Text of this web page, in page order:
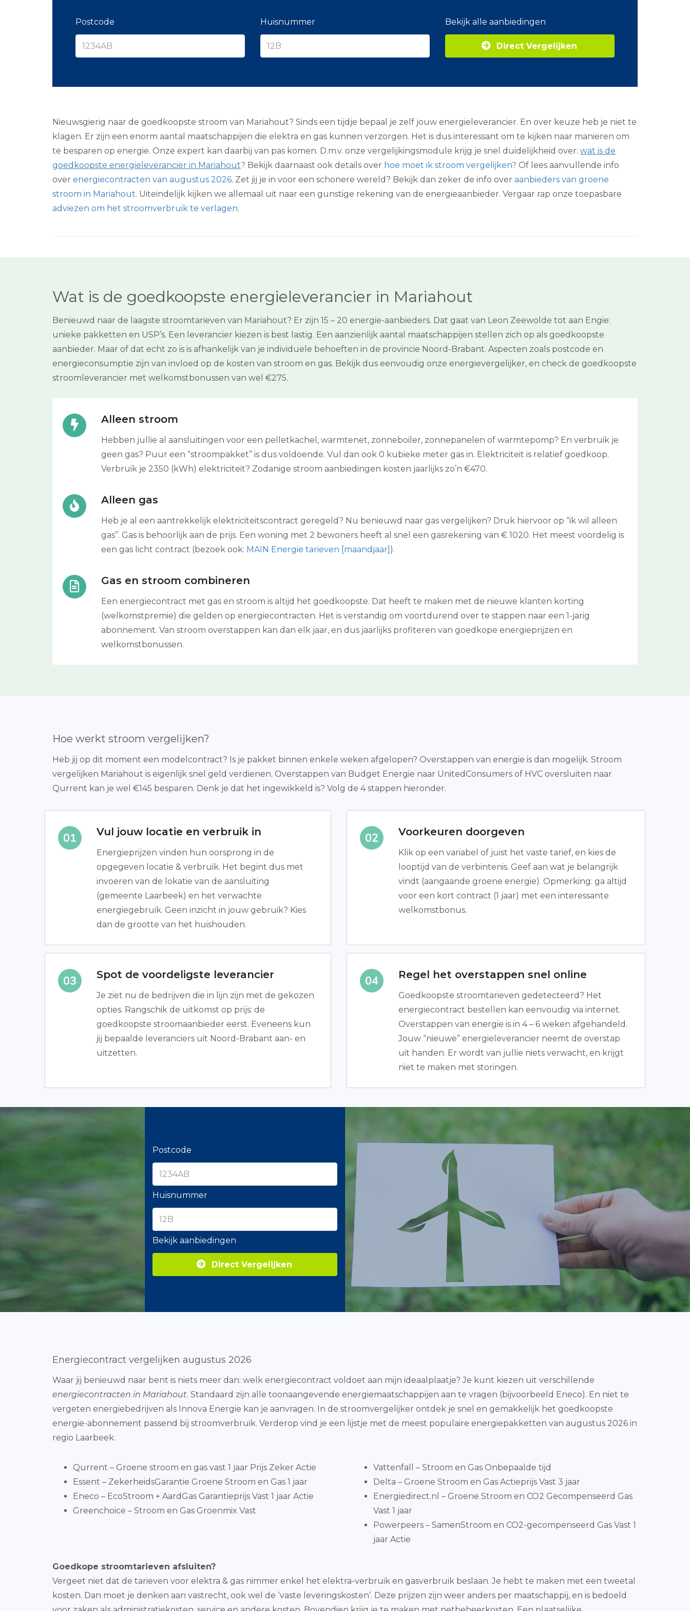
a
e
m
Z
j
n
e
g
i
e
Postcode Huisnummer Bekijk alle aanbiedingen
Direct Vergelijken
Nieuwsgierig naar de goedkoopste stroom van Mariahout? Sinds een tijdje bepaal je zelf jouw energieleverancier. En over keuze heb je niet te
klagen. Er zijn een enorm aantal maatschappijen die elektra en gas kunnen verzorgen. Het is dus interessant om te kijken naar manieren om
te besparen op energie. Onze expert kan daarbij van pas komen. D.m.v. onze vergelijkingsmodule krijg je snel duidelijkheid over: wat is de
goedkoopste energieleverancier in Mariahout? Bekijk daarnaast ook details over hoe moet ik stroom vergelijken? Of lees aanvullende info
over energiecontracten van augustus 2026. Zet jij je in voor een schonere wereld? Bekijk dan zeker de info over aanbieders van groene
stroom in Mariahout. Uiteindelijk kijken we allemaal uit naar een gunstige rekening van de energieaanbieder. Vergaar rap onze toepasbare
adviezen om het stroomverbruik te verlagen.
Wat is de goedkoopste energieleverancier in Mariahout
Benieuwd naar de laagste stroomtarieven van Mariahout? Er zijn 15 – 20 energie-aanbieders. Dat gaat van Leon Zeewolde tot aan Engie:
unieke pakketten en USP’s. Een leverancier kiezen is best lastig. Een aanzienlijk aantal maatschappijen stellen zich op als goedkoopste
aanbieder. Maar of dat echt zo is is afhankelijk van je individuele behoeften in de provincie Noord-Brabant. Aspecten zoals postcode en
energieconsumptie zijn van invloed op de kosten van stroom en gas. Bekijk dus eenvoudig onze energievergelijker, en check de goedkoopste
stroomleverancier met welkomstbonussen van wel €275.
Alleen stroom
Hebben jullie al aansluitingen voor een pelletkachel, warmtenet, zonneboiler, zonnepanelen of warmtepomp? En verbruik je
geen gas? Puur een “stroompakket” is dus voldoende. Vul dan ook 0 kubieke meter gas in. Elektriciteit is relatief goedkoop.
Verbruik je 2350 (kWh) elektriciteit? Zodanige stroom aanbiedingen kosten jaarlijks zo’n €470.
Alleen gas
Heb je al een aantrekkelijk elektriciteitscontract geregeld? Nu benieuwd naar gas vergelijken? Druk hiervoor op “ik wil alleen
gas”. Gas is behoorlijk aan de prijs. Een woning met 2 bewoners heeft al snel een gasrekening van € 1020. Het meest voordelig is
een gas licht contract (bezoek ook: MAIN Energie tarieven [maandjaar] ).
Gas en stroom combineren
Een energiecontract met gas en stroom is altijd het goedkoopste. Dat heeft te maken met de nieuwe klanten korting
(welkomstpremie) die gelden op energiecontracten. Het is verstandig om voortdurend over te stappen naar een 1-jarig
abonnement. Van stroom overstappen kan dan elk jaar, en dus jaarlijks profiteren van goedkope energieprijzen en
welkomstbonussen.
Hoe werkt stroom vergelijken?
Heb jij op dit moment een modelcontract? Is je pakket binnen enkele weken afgelopen? Overstappen van energie is dan mogelijk. Stroom
vergelijken Mariahout is eigenlijk snel geld verdienen. Overstappen van Budget Energie naar UnitedConsumers of HVC oversluiten naar
Qurrent kan je wel €145 besparen. Denk je dat het ingewikkeld is? Volg de 4 stappen hieronder.
Vul jouw locatie en verbruik in
Energieprijzen vinden hun oorsprong in de
opgegeven locatie & verbruik. Het begint dus met
invoeren van de lokatie van de aansluiting
(gemeente Laarbeek) en het verwachte
energiegebruik. Geen inzicht in jouw gebruik? Kies
dan de grootte van het huishouden.
Voorkeuren doorgeven
Klik op een variabel of juist het vaste tarief, en kies de
looptijd van de verbintenis. Geef aan wat je belangrijk
vindt (aangaande groene energie). Opmerking: ga altijd
voor een kort contract (1 jaar) met een interessante
welkomstbonus.
Spot de voordeligste leverancier
Je ziet nu de bedrijven die in lijn zijn met de gekozen
opties. Rangschik de uitkomst op prijs: de
goedkoopste stroomaanbieder eerst. Eveneens kun
jij bepaalde leveranciers uit Noord-Brabant aan- en
uitzetten.
Regel het overstappen snel online
Goedkoopste stroomtarieven gedetecteerd? Het
energiecontract bestellen kan eenvoudig via internet.
Overstappen van energie is in 4 – 6 weken afgehandeld.
Jouw “nieuwe” energieleverancier neemt de overstap
uit handen. Er wordt van jullie niets verwacht, en krijgt
niet te maken met storingen.
Postcode
Huisnummer
Bekijk aanbiedingen
Direct Vergelijken
Energiecontract vergelijken augustus 2026
Waar jij benieuwd naar bent is niets meer dan: welk energiecontract voldoet aan mijn ideaalplaatje? Je kunt kiezen uit verschillende
energiecontracten in Mariahout. Standaard zijn alle toonaangevende energiemaatschappijen aan te vragen (bijvoorbeeld Eneco). En niet te
vergeten energiebedrijven als Innova Energie kan je aanvragen. In de stroomvergelijker ontdek je snel en gemakkelijk het goedkoopste
energie-abonnement passend bij stroomverbruik. Verderop vind je een lijstje met de meest populaire energiepakketten van augustus 2026 in
regio Laarbeek.
Qurrent – Groene stroom en gas vast 1 jaar Prijs Zeker Actie
Essent – ZekerheidsGarantie Groene Stroom en Gas 1 jaar
Eneco – EcoStroom + AardGas Garantieprijs Vast 1 jaar Actie
Greenchoice – Stroom en Gas Groenmix Vast
Vattenfall – Stroom en Gas Onbepaalde tijd
Delta – Groene Stroom en Gas Actieprijs Vast 3 jaar
Energiedirect.nl – Groene Stroom en CO2 Gecompenseerd Gas
Vast 1 jaar
Powerpeers – SamenStroom en CO2-gecompenseerd Gas Vast 1
jaar Actie
Goedkope stroomtarieven afsluiten?
Vergeet niet dat de tarieven voor elektra & gas nimmer enkel het elektra-verbruik en gasverbruik beslaan. Je hebt te maken met een tweetal
kosten. Dan moet je denken aan vastrecht, ook wel de ‘vaste leveringskosten’. Deze prijzen zijn weer anders per maatschappij, en is bedoeld